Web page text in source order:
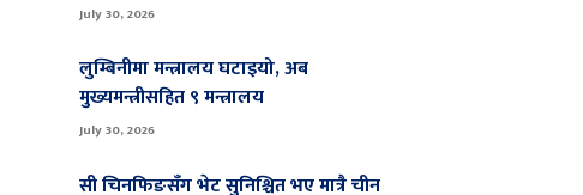
July 30, 2026
लुम्बिनीमा मन्त्रालय घटाइयो, अब
मुख्यमन्त्रीसहित ९ मन्त्रालय
July 30, 2026
सी चिनफिङसँग भेट सुनिश्चित भए मात्रै चीन